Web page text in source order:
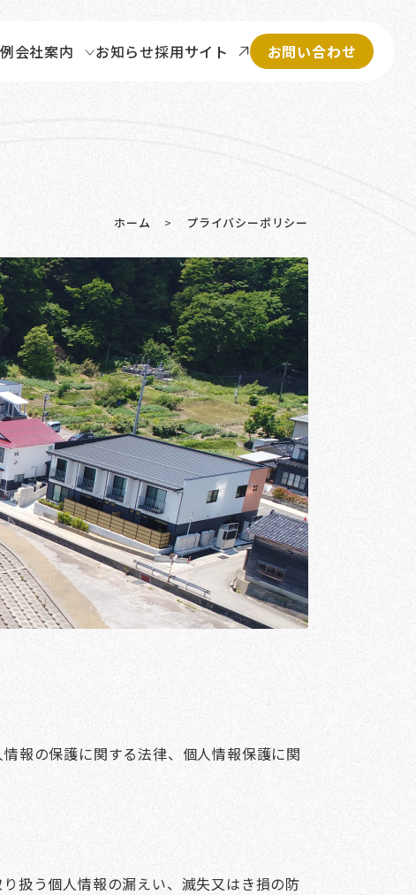
会社案内 お知らせ採用サイト お問い合わせ
ホーム > プライバシーポリシー
報の保護に関する法律、個人情報保護に関
扱う個人情報の漏えい、滅失又はき損の防